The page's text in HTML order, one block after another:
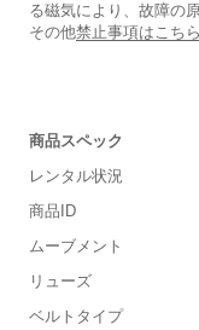
る磁気により、故障の
その他禁止事項はこちら
商品スペック
レンタル状況
商品ID
ムーブメント
リューズ
ベルトタイプ
保証書
箱
■重さ(ベルト込み)